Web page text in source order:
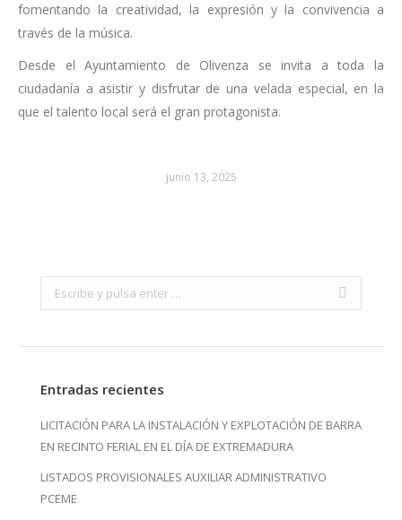
fomentando la creatividad, la expresión y la convivencia a
través de la música.
Desde el Ayuntamiento de Olivenza se invita a toda la
ciudadanía a asistir y disfrutar de una velada especial, en la
que el talento local será el gran protagonista.
junio 13, 2025
Search:
Entradas recientes
LICITACIÓN PARA LA INSTALACIÓN Y EXPLOTACIÓN DE BARRA
EN RECINTO FERIAL EN EL DÍA DE EXTREMADURA
LISTADOS PROVISIONALES AUXILIAR ADMINISTRATIVO
PCEME